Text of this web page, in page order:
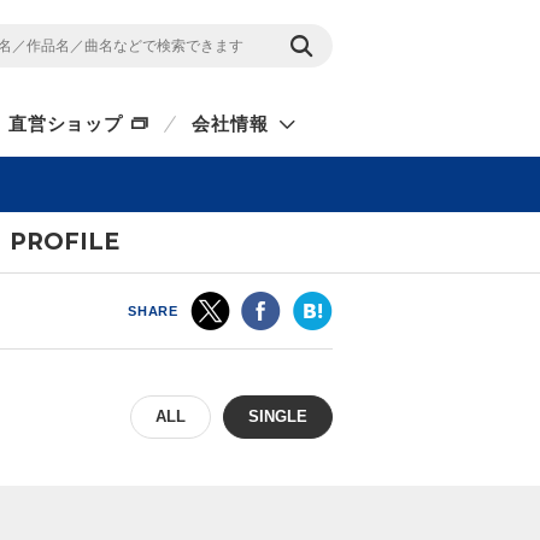
直営ショップ 会社情報
PROFILE
SHARE
ALL SINGLE